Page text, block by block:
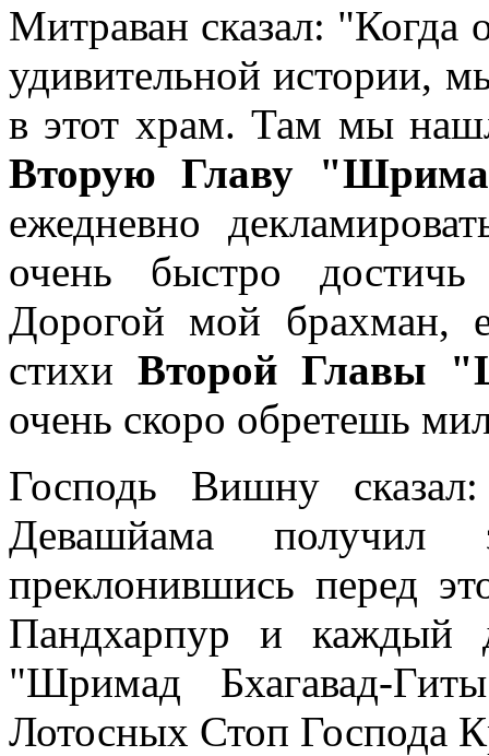
Митраван сказал: "Когда
удивительной истории,
в этот храм. Там мы
Вторую Главу
ежедневно
очень быстро
Дорогой мой брахман,
стихи Второй Главы
очень скоро обретешь
Господь Вишну
Девашйама
преклонившись перед
Пандхарпур и каждый
"Шримад Бхагавад-
Лотосных Стоп Господа